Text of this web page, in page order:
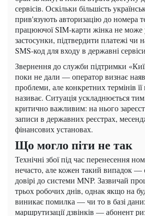
сервісів. Оскільки більшість
прив'язують авторизацію до номера
працюючої SIM-карти жінка не може
застосунки, підтвердити платежі чи
SMS-код для входу в державні
Звернення до служби підтримки
поки не дали — оператор визнає
проблеми, але конкретних термінів
називає. Ситуація ускладнюється
критично важливим: на нього
записи в державних реєстрах,
фінансових установах.
Що могло піти не так
Технічні збої під час перенесення
нечасто, але кожен такий випадок —
довірі до системи MNP. Зазвичай
трьох робочих днів, однак якщо на
виникає помилка — чи то в базі
маршрутизації дзвінків — абонент